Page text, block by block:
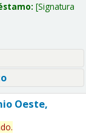
Signatura
Oeste,
.